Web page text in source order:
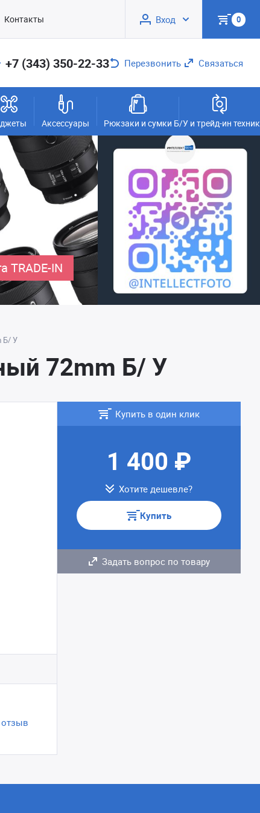
Контакты Вход 0
+7 (343) 350-22-33 Перезвонить Связаться
Аксессуары Рюкзаки и сумки Б/У и трейд-ин
TRADE-IN
Б/ У
72mm Б/ У
Купить в один клик
1 400 ₽
Хотите дешевле?
Купить
Задать вопрос по товару